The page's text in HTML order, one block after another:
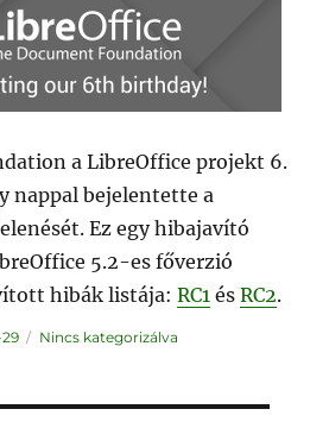
a LibreOffice projekt 6.
nappal bejelentette a
Ez egy hibajavító
5.2-es főverzió
hibák listája:RC1 ésRC2.
Kategória
Nincs kategorizálva